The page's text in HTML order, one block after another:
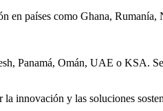
en países como Ghana, Rumanía,
Panamá, Omán, UAE o KSA.
innovación y las soluciones